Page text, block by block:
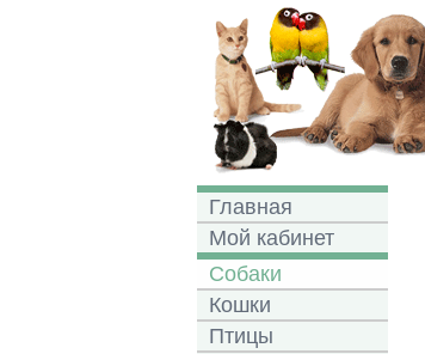
Главная
Мой кабинет
Собаки
Кошки
Птицы